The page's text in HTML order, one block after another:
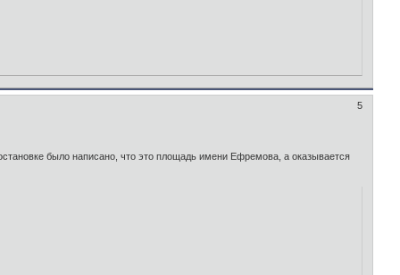
5
было написано, что это площадь имени Ефремова, а оказывается